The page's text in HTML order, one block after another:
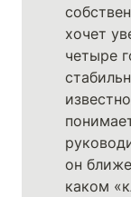
хочет
четыре
он
каком